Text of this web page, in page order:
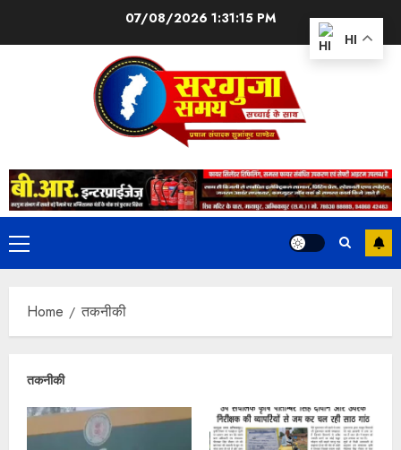
07/08/2026 1:31:15 PM
Home तकनीकी
तकनीकी
HI